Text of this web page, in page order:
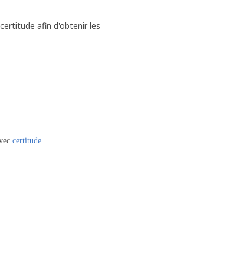
afin d'obtenir les
certitude.